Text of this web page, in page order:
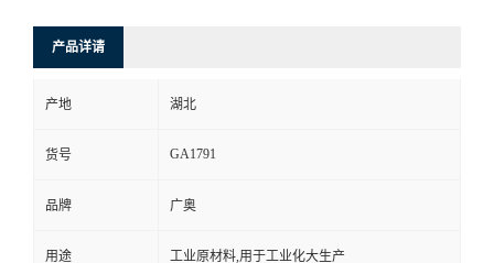
产品详请
产地 湖北
货号 GA1791
品牌 广奥
用途 工业原材料,用于工业化大生产